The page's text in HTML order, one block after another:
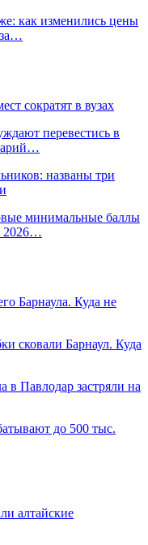
как изменились цены
сократят в вузах
перевестись в
названы три
минимальные баллы
2026…
Барнаула. Куда не
сковали Барнаул. Куда
в Павлодар застряли на
до 500 тыс.
алтайские